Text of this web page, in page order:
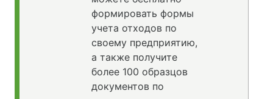
формировать формы
учета отходов по
своему предприятию,
а также получите
более 100 образцов
документов по